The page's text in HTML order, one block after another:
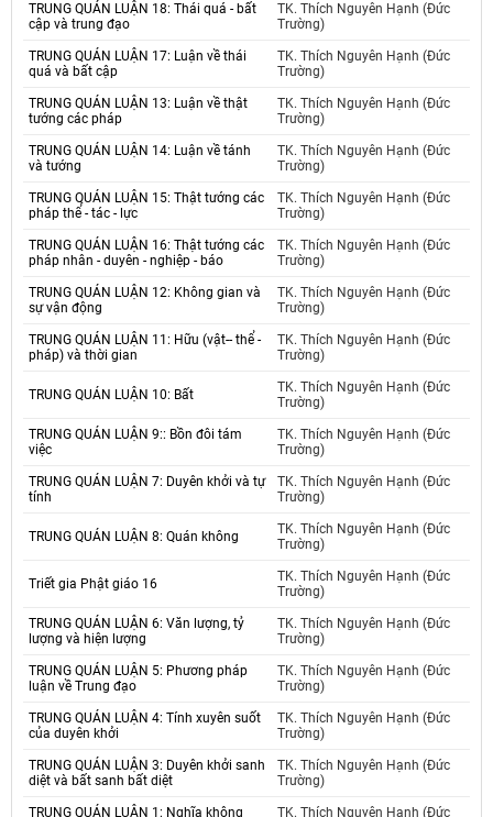
TRUNG QUÁN LUẬN 18: Thái quá - bất
cập và trung đạo
TK. Thích Nguyên Hạnh (Đức
Trường)
TRUNG QUÁN LUẬN 17: Luận về thái
quá và bất cập
TK. Thích Nguyên Hạnh (Đức
Trường)
TRUNG QUÁN LUẬN 13: Luận về thật
tướng các pháp
TK. Thích Nguyên Hạnh (Đức
Trường)
TRUNG QUÁN LUẬN 14: Luận về tánh
và tướng
TK. Thích Nguyên Hạnh (Đức
Trường)
TRUNG QUÁN LUẬN 15: Thật tướng các
pháp thể - tác - lực
TK. Thích Nguyên Hạnh (Đức
Trường)
TRUNG QUÁN LUẬN 16: Thật tướng các
pháp nhân - duyên - nghiệp - báo
TK. Thích Nguyên Hạnh (Đức
Trường)
TRUNG QUÁN LUẬN 12: Không gian và
sự vận động
TK. Thích Nguyên Hạnh (Đức
Trường)
TRUNG QUÁN LUẬN 11: Hữu (vật-- thể -
pháp) và thời gian
TK. Thích Nguyên Hạnh (Đức
Trường)
TRUNG QUÁN LUẬN 10: Bất
TK. Thích Nguyên Hạnh (Đức
Trường)
TRUNG QUÁN LUẬN 9:: Bồn đôi tám
việc
TK. Thích Nguyên Hạnh (Đức
Trường)
TRUNG QUÁN LUẬN 7: Duyên khởi và tự
tính
TK. Thích Nguyên Hạnh (Đức
Trường)
TRUNG QUÁN LUẬN 8: Quán không
TK. Thích Nguyên Hạnh (Đức
Trường)
Triết gia Phật giáo 16
TK. Thích Nguyên Hạnh (Đức
Trường)
TRUNG QUÁN LUẬN 6: Văn lượng, tỷ
lượng và hiện lượng
TK. Thích Nguyên Hạnh (Đức
Trường)
TRUNG QUÁN LUẬN 5: Phương pháp
luận về Trung đạo
TK. Thích Nguyên Hạnh (Đức
Trường)
TRUNG QUÁN LUẬN 4: Tính xuyên suốt
của duyên khởi
TK. Thích Nguyên Hạnh (Đức
Trường)
TRUNG QUÁN LUẬN 3: Duyên khởi sanh
diệt và bất sanh bất diệt
TK. Thích Nguyên Hạnh (Đức
Trường)
TRUNG QUÁN LUẬN 1: Nghĩa không TK. Thích Nguyên Hạnh (Đức